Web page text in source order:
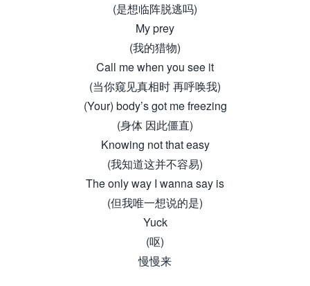
(是想临阵脱逃吗)
My prey
(我的猎物)
Call me when you see it
(当你窥见真相时 再呼唤我)
(Your) body’s got me freezing
(身体 因此僵直)
Knowing not that easy
(我知道这并不容易)
The only way I wanna say is
(但我唯一想说的是)
Yuck
(呕)
慢慢来